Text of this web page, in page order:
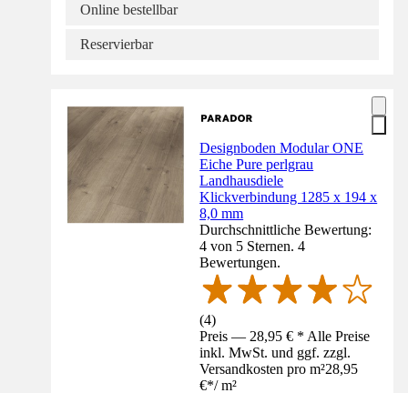
Online bestellbar
Reservierbar
Designboden Modular ONE
Eiche Pure perlgrau
Landhausdiele
Klickverbindung 1285 x 194 x
8,0 mm
Durchschnittliche Bewertung:
4 von 5 Sternen. 4
Bewertungen.
(4)
Preis — 28,95 € * Alle Preise
inkl. MwSt. und ggf. zzgl.
Versandkosten pro m²28,95
€*/ m²